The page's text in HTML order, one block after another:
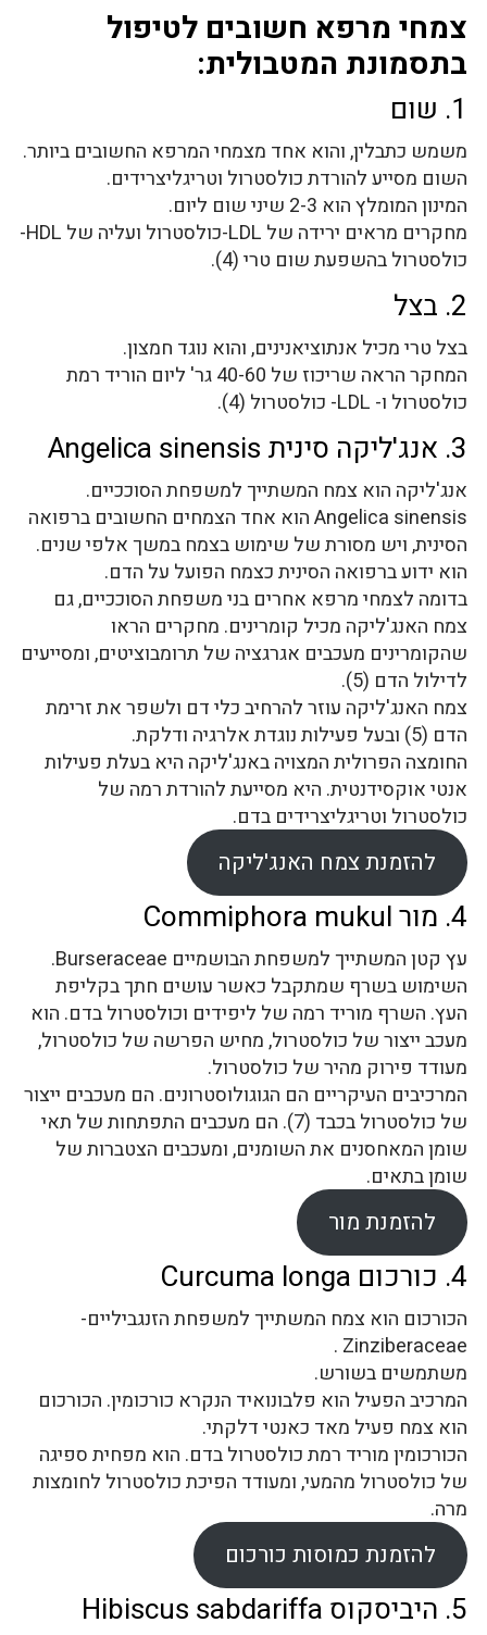
צמחי מרפא חשובים לטיפול
בתסמונת המטבולית:
1. שום
משמש כתבלין, והוא אחד מצמחי המרפא החשובים ביותר.
השום מסייע להורדת כולסטרול וטריגליצרידים.
המינון המומלץ הוא 2-3 שיני שום ליום.
מחקרים מראים ירידה של LDL-כולסטרול ועליה של HDL-
כולסטרול בהשפעת שום טרי (4).
2. בצל
בצל טרי מכיל אנתוציאנינים, והוא נוגד חמצון.
המחקר הראה שריכוז של 40-60 גר' ליום הוריד רמת
כולסטרול ו- LDL- כולסטרול (4).
3. אנג'ליקה סינית Angelica sinensis
אנג'ליקה הוא צמח המשתייך למשפחת הסוככיים.
Angelica sinensis הוא אחד הצמחים החשובים ברפואה
הסינית, ויש מסורת של שימוש בצמח במשך אלפי שנים.
הוא ידוע ברפואה הסינית כצמח הפועל על הדם.
בדומה לצמחי מרפא אחרים בני משפחת הסוככיים, גם
צמח האנג'ליקה מכיל קומרינים. מחקרים הראו
שהקומרינים מעכבים אגרגציה של תרומבוציטים, ומסייעים
לדילול הדם (5).
צמח האנג'ליקה עוזר להרחיב כלי דם ולשפר את זרימת
הדם (5) ובעל פעילות נוגדת אלרגיה ודלקת.
החומצה הפרולית המצויה באנג'ליקה היא בעלת פעילות
אנטי אוקסידנטית. היא מסייעת להורדת רמה של
כולסטרול וטריגליצרידים בדם.
להזמנת צמח האנג'ליקה
4. מור Commiphora mukul
עץ קטן המשתייך למשפחת הבושמיים Burseraceae.
השימוש בשרף שמתקבל כאשר עושים חתך בקליפת
העץ. השרף מוריד רמה של ליפידים וכולסטרול בדם. הוא
מעכב ייצור של כולסטרול, מחיש הפרשה של כולסטרול,
מעודד פירוק מהיר של כולסטרול.
המרכיבים העיקריים הם הגוגולוסטרונים. הם מעכבים ייצור
של כולסטרול בכבד (7). הם מעכבים התפתחות של תאי
שומן המאחסנים את השומנים, ומעכבים הצטברות של
שומן בתאים.
להזמנת מור
4. כורכום Curcuma longa
הכורכום הוא צמח המשתייך למשפחת הזנגביליים-
Zinziberaceae .
משתמשים בשורש.
המרכיב הפעיל הוא פלבונואיד הנקרא כורכומין. הכורכום
הוא צמח פעיל מאד כאנטי דלקתי.
הכורכומין מוריד רמת כולסטרול בדם. הוא מפחית ספיגה
של כולסטרול מהמעי, ומעודד הפיכת כולסטרול לחומצות
מרה.
להזמנת כמוסות כורכום
5. היביסקוס Hibiscus sabdariffa